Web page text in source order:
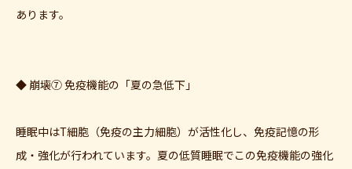
あります。
◆ 崩壊⑦ 免疫機能の「夏の急低下」
睡眠中はT細胞（免疫の主力細胞）が活性化し、免疫記憶の形
成・強化が行われています。夏の低質睡眠でこの免疫機能の強化